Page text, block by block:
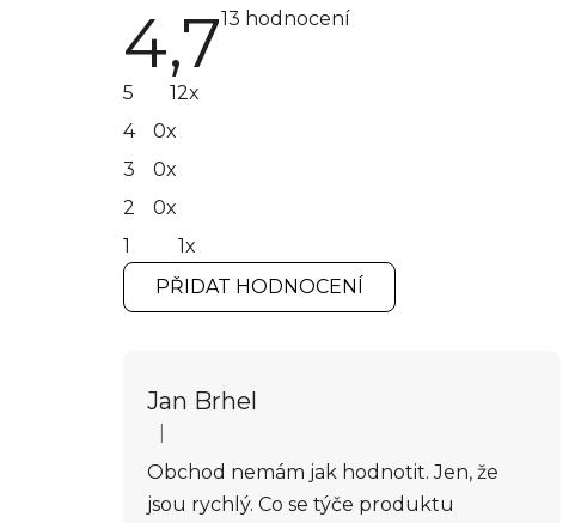
4,7Průměrné
13 hodnocení
5
12x
4
0x
3
0x
2
0x
1
1x
PŘIDAT HODNOCENÍ
Jan Brhel
Hodnocení obchodu je 1 z 5 hvězdiček.
Obchod nemám jak hodnotit. Jen, že
jsou rychlý. Co se týče produktu